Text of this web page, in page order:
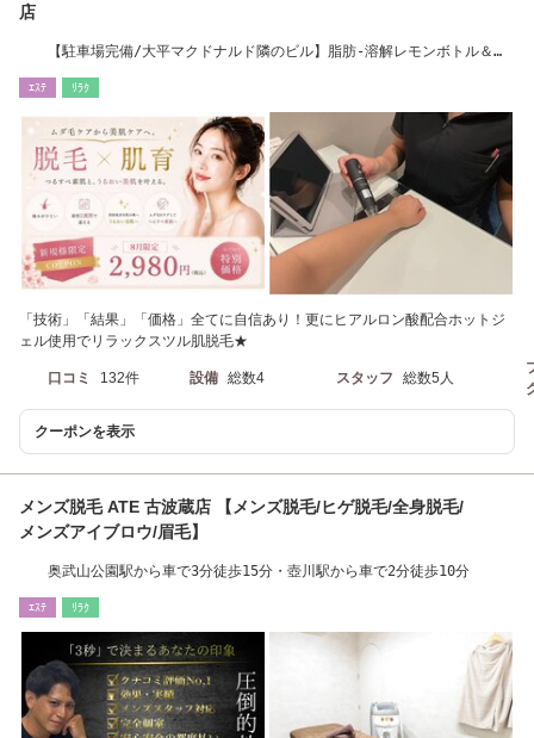
店
【駐車場完備/大平マクドナルド隣のビル】脂肪-溶解レモンボトル＆韓
ｴｽﾃ ﾘﾗｸ
「技術」「結果」「価格」全てに自信あり！更にヒアルロン酸配合ホットジ
ェル使用でリラックスツル肌脱毛★
口コミ 132件 設備 総数4 スタッフ 総数5人
クーポンを表示
メンズ脱毛 ATE 古波蔵店 【メンズ脱毛/ヒゲ脱毛/全身脱毛/
メンズアイブロウ/眉毛】
奥武山公園駅から車で3分徒歩15分・壺川駅から車で2分徒歩10分
ｴｽﾃ ﾘﾗｸ